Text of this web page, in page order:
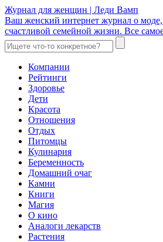
Журнал для женщин | Леди Вамп
Ваш женский интернет журнал о моде,
счастливой семейной жизни. Все
Компании
Рейтинги
Здоровье
Дети
Красота
Отношения
Отдых
Питомцы
Кулинария
Беременность
Домашний очаг
Камни
Книги
Магия
О кино
Аналоги лекарств
Растения